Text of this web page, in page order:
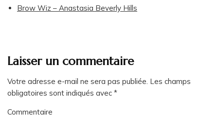
Brow Wiz – Anastasia Beverly Hills
Laisser un commentaire
Votre adresse e-mail ne sera pas publiée. Les champs
obligatoires sont indiqués avec *
Commentaire